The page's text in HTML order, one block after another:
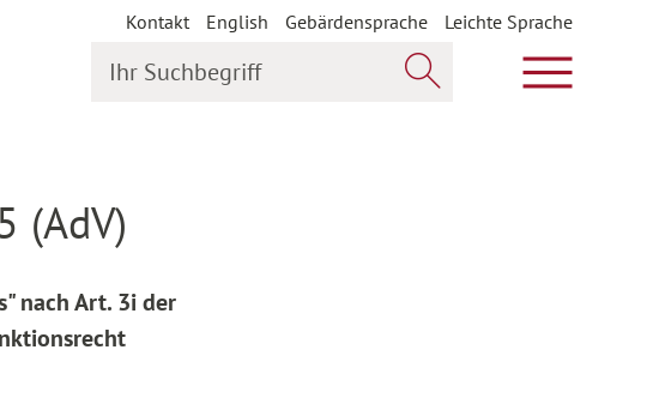
Kontakt English Gebärdensprache
Leichte Sprache
Hauptmenü
(AdV)
nach Art. 3i der